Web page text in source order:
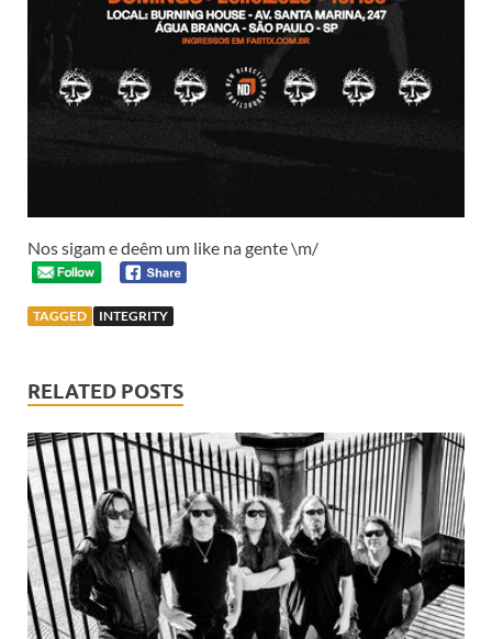
Nos sigam e deêm um like na gente \m/
TAGGED INTEGRITY
RELATED POSTS